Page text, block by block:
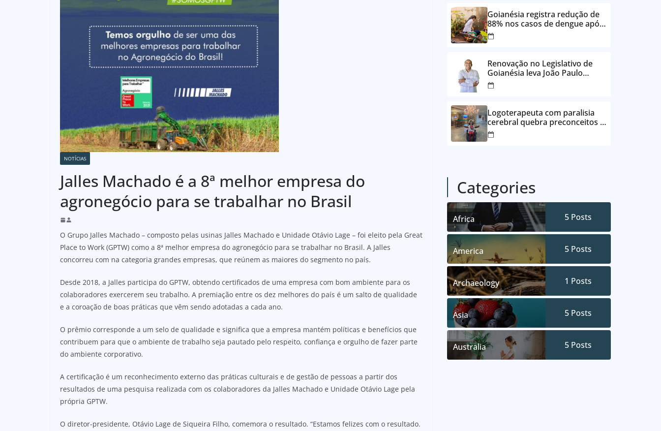
NOTÍCIAS
Jalles Machado é a 8ª melhor empresa do
agronegócio para se trabalhar no Brasil
O Grupo Jalles Machado – composto pelas usinas Jalles Machado e Unidade Otávio Lage – foi eleito pela Great
Place to Work (GPTW) como a 8ª melhor empresa do agronegócio para se trabalhar no Brasil. A Jalles
concorreu com na categoria grandes empresas, que reúnem as maiores do segmento no país.
Desde 2018, a Jalles participa do GPTW, obtendo certificados de uma empresa com bom ambiente para os
colaboradores exercerem seu trabalho. A premiação entre os dez melhores do país é um salto de qualidade
e a coroação de boas práticas que vêm sendo adotadas a cada ano.
O prêmio corresponde a um selo de qualidade e significa que a empresa mantém políticas e benefícios que
contribuem para que o ambiente de trabalho seja pautado pelo respeito, confiança e orgulho de fazer parte
do ambiente corporativo.
A certificação é um reconhecimento externo das práticas culturais e de gestão de pessoas a partir dos
resultados de uma pesquisa realizada com os colaboradores da Jalles Machado e Unidade Otávio Lage pela
própria GPTW.
O diretor-presidente, Otávio Lage de Siqueira Filho, comemora o resultado. “Estamos felizes com o resultado.
Goianésia registra redução de
88% nos casos de dengue após
ações de prevenção da
Prefeitura
Renovação no Legislativo de
Goianésia leva João Paulo
Batista à Câmara Municipal
Logoterapeuta com paralisia
cerebral quebra preconceitos e
ajuda pacientes a reencontrar
propósito em Goianésia
Categories
Africa 5 Posts
America 5 Posts
Archaeology 1 Posts
Asia 5 Posts
Australia 5 Posts